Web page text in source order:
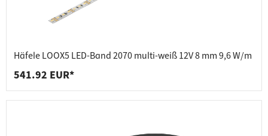
Häfele LOOX5 LED-Band 2070 multi-weiß 12V 8 mm 9,6 W/m
541.92 EUR*